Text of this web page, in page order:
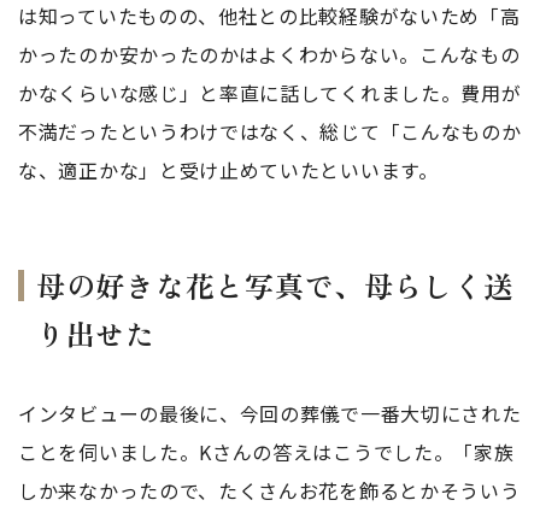
は知っていたものの、他社との比較経験がないため「高
かったのか安かったのかはよくわからない。こんなもの
かなくらいな感じ」と率直に話してくれました。費用が
不満だったというわけではなく、総じて「こんなものか
な、適正かな」と受け止めていたといいます。
母の好きな花と写真で、母らしく送
り出せた
インタビューの最後に、今回の葬儀で一番大切にされた
ことを伺いました。Kさんの答えはこうでした。「家族
しか来なかったので、たくさんお花を飾るとかそういう